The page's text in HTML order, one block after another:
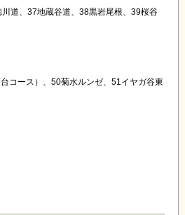
道、37地蔵谷道、38黒岩尾根、39桜谷
コース）、50菊水ルンゼ、51イヤガ谷東